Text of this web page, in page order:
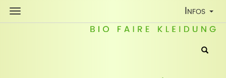
Toggle
Infos